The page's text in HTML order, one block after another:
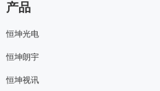
产品
恒坤光电
恒坤朗宇
恒坤视讯